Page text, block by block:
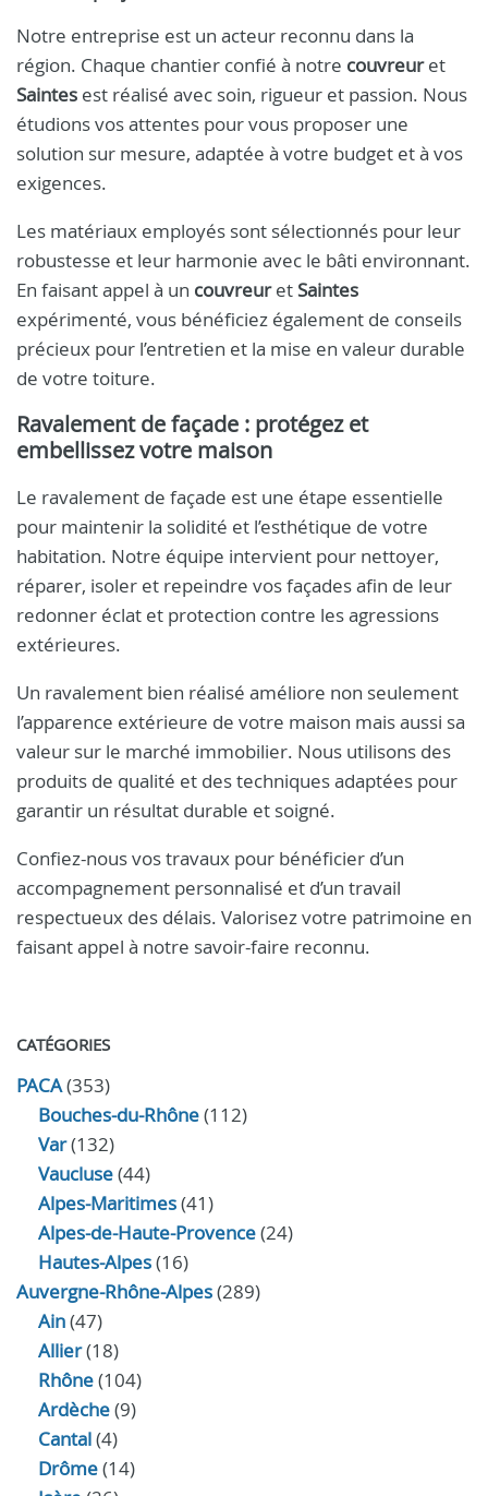
Notre entreprise est un acteur reconnu dans la
région. Chaque chantier confié à notre couvreuret
Saintes est réalisé avec soin, rigueur et passion. Nous
étudions vos attentes pour vous proposer une
solution sur mesure, adaptée à votre budget et à vos
exigences.
Les matériaux employés sont sélectionnés pour leur
robustesse et leur harmonie avec le bâti environnant.
En faisant appel à un couvreuretSaintes
expérimenté, vous bénéficiez également de conseils
précieux pour l’entretien et la mise en valeur durable
de votre toiture.
Ravalement de façade : protégez et
embellissez votre maison
Le ravalement de façade est une étape essentielle
pour maintenir la solidité et l’esthétique de votre
habitation. Notre équipe intervient pour nettoyer,
réparer, isoler et repeindre vos façades afin de leur
redonner éclat et protection contre les agressions
extérieures.
Un ravalement bien réalisé améliore non seulement
l’apparence extérieure de votre maison mais aussi sa
valeur sur le marché immobilier. Nous utilisons des
produits de qualité et des techniques adaptées pour
garantir un résultat durable et soigné.
Confiez-nous vos travaux pour bénéficier d’un
accompagnement personnalisé et d’un travail
respectueux des délais. Valorisez votre patrimoine en
faisant appel à notre savoir-faire reconnu.
CATÉGORIES
PACA(353)
Bouches-du-Rhône(112)
Var(132)
Vaucluse(44)
Alpes-Maritimes(41)
Alpes-de-Haute-Provence(24)
Hautes-Alpes(16)
Auvergne-Rhône-Alpes(289)
Ain(47)
Allier(18)
Rhône(104)
Ardèche(9)
Cantal(4)
Drôme(14)